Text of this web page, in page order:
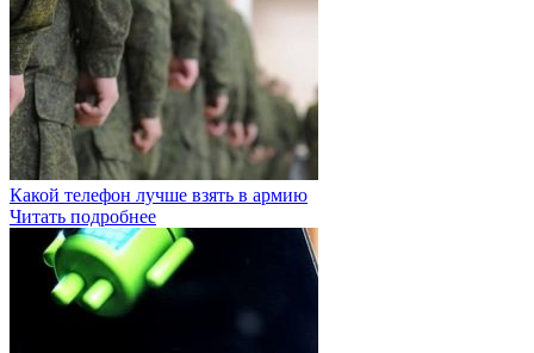
Какой телефон лучше взять в армию
Читать подробнее